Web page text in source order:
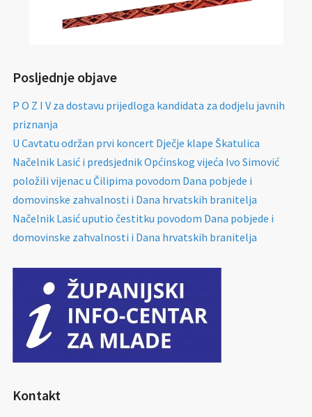
Posljednje objave
P O Z I V za dostavu prijedloga kandidata za dodjelu javnih
priznanja
U Cavtatu održan prvi koncert Dječje klape Škatulica
Načelnik Lasić i predsjednik Općinskog vijeća Ivo Simović
položili vijenac u Čilipima povodom Dana pobjede i
domovinske zahvalnosti i Dana hrvatskih branitelja
Načelnik Lasić uputio čestitku povodom Dana pobjede i
domovinske zahvalnosti i Dana hrvatskih branitelja
Kontakt